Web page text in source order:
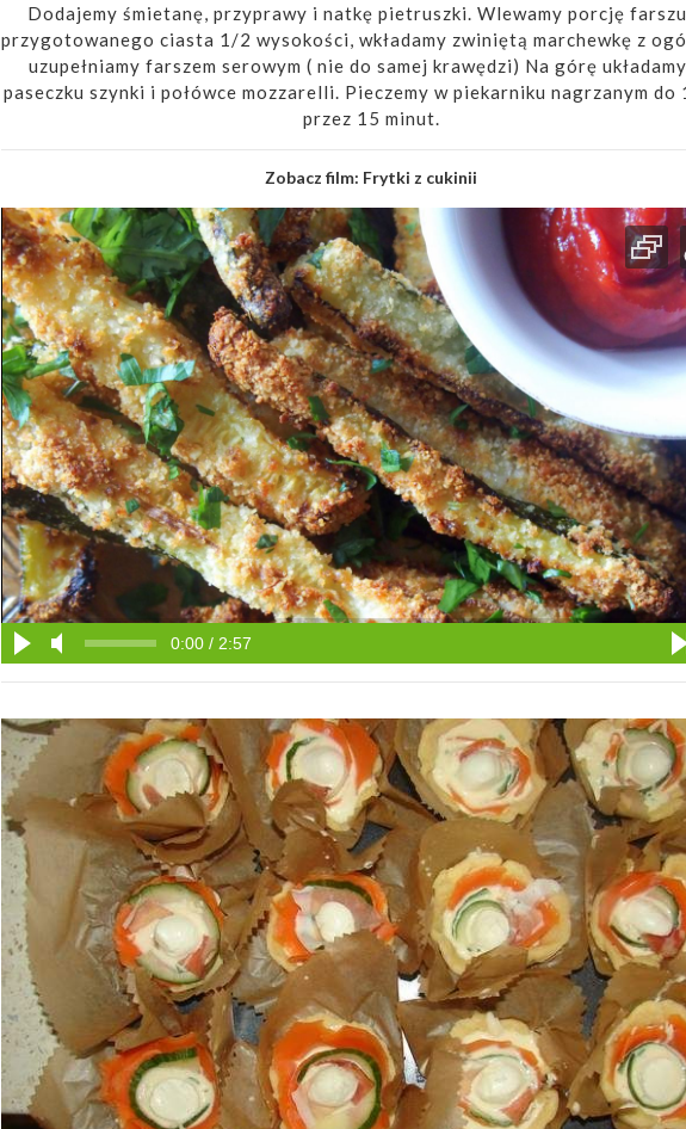
Dodajemy śmietanę, przyprawy i natkę pietruszki. Wlewamy porcję
przygotowanego ciasta 1/2 wysokości, wkładamy zwiniętą marchewkę z
uzupełniamy farszem serowym ( nie do samej krawędzi) Na górę
paseczku szynki i połówce mozzarelli. Pieczemy w piekarniku nagrzanym do
przez 15 minut.
Zobacz film: Frytki z cukinii
0:00 / 2:57